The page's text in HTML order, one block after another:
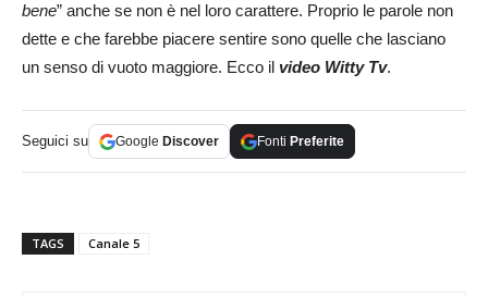
bene” anche se non è nel loro carattere. Proprio le parole non
dette e che farebbe piacere sentire sono quelle che lasciano
un senso di vuoto maggiore. Ecco il video Witty Tv.
Seguici su Google Discover Fonti Preferite
TAGS Canale 5